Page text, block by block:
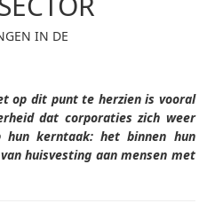
IN DE
op dit punt te herzien is vooral
dat corporaties zich weer
hun kerntaak: het binnen hun
huisvesting aan mensen met